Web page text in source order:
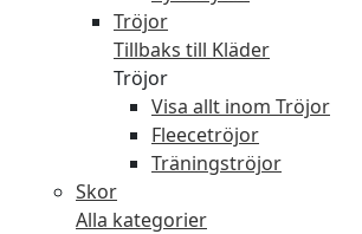
Tröjor
Tillbaks till Kläder
Tröjor
Visa allt inom Tröjor
Fleecetröjor
Träningströjor
Skor
Alla kategorier